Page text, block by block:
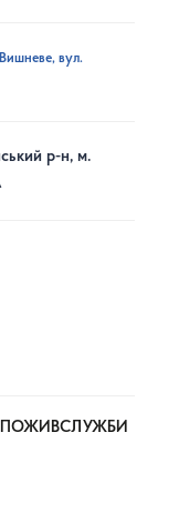
вул.
р-н, м.